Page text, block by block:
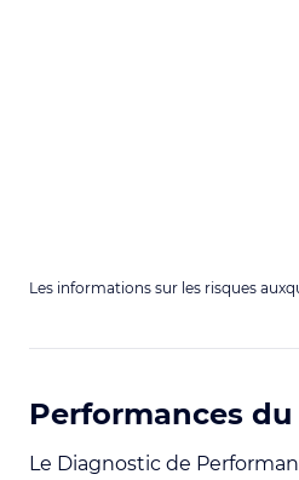
Les informations sur les risques
Performances
Le Diagnostic de